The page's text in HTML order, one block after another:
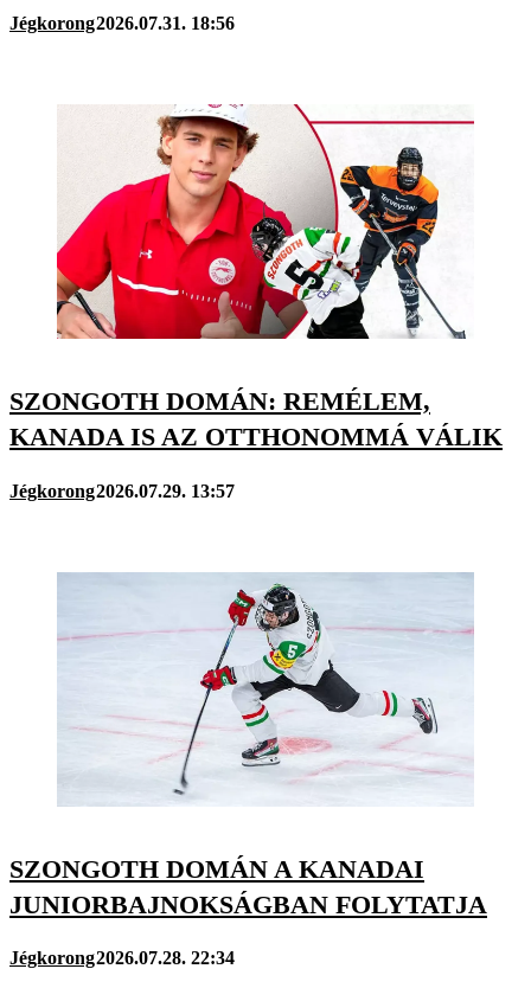
Jégkorong2026.07.31. 18:56
SZONGOTH DOMÁN: REMÉLEM,
KANADA IS AZ OTTHONOMMÁ VÁLIK
Jégkorong2026.07.29. 13:57
SZONGOTH DOMÁN A KANADAI
JUNIORBAJNOKSÁGBAN FOLYTATJA
Jégkorong2026.07.28. 22:34